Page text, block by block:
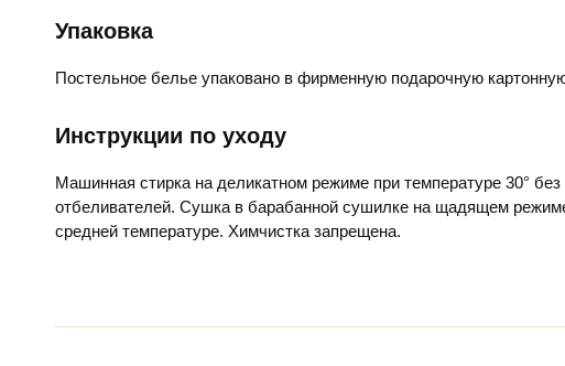
Упаковка
Постельное белье упаковано в фирменную подарочную
Инструкции по уходу
Машинная стирка на деликатном режиме при температуре 30° без
отбеливателей. Сушка в барабанной сушилке на щадящем
средней температуре. Химчистка запрещена.